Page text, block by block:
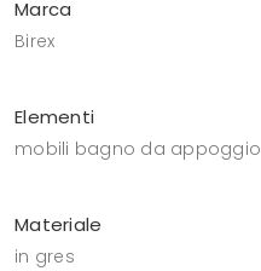
Marca
Birex
Elementi
mobili bagno da appoggio
Materiale
in gres